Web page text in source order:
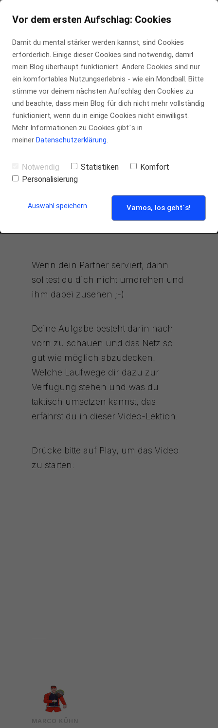
TENNIS-INSIDER.DE
Video-Lektion: Wie
du dich im Doppel
am Netz bewegen
kannst
VON MARCO KÜHN
Wenn dein Partner serviert, dann
solltest du dich nicht umdrehen und
ihm dabei zusehen ;-)
Deine Aufgabe besteht darin nach
vorn zu schauen und das Netz so
gut wie möglich abzudecken.
Welche Laufwege dir dazu zur
Verfügung stehen und was du
taktisch umsetzen kannst, das
erfährst du in dieser Video-Lektion.
Drücke bitte auf Play, um das Video
zu starten:
MARCO KÜHN
Vor dem ersten Aufschlag: Cookies
Damit du mental stärker werden kannst, sind Cookies
erforderlich. Einige dieser Cookies sind notwendig, damit
mein Blog überhaupt funktioniert. Andere Cookies sind nur
ein komfortables Nutzungserlebnis - wie ein Mondball. Bitte
stimme vor deinem nächsten Aufschlag den Cookies zu
und beachte, dass mein Blog für dich nicht mehr vollständig
funktioniert, wenn du in einige Cookies nicht einwilligst.
Mehr Informationen zu Cookies gibt`s in
meiner Datenschutzerklärung.
Notwendig Statistiken
Komfort
Personalisierung
Auswahl speichern Vamos, los geht`s!